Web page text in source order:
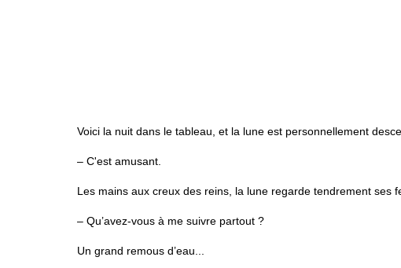
Voici la nuit dans le tableau, et la lune est personnellement
– C'est amusant.
Les mains aux creux des reins, la lune regarde tendrement ses
– Qu’avez-vous à me suivre partout ?
Un grand remous d’eau...